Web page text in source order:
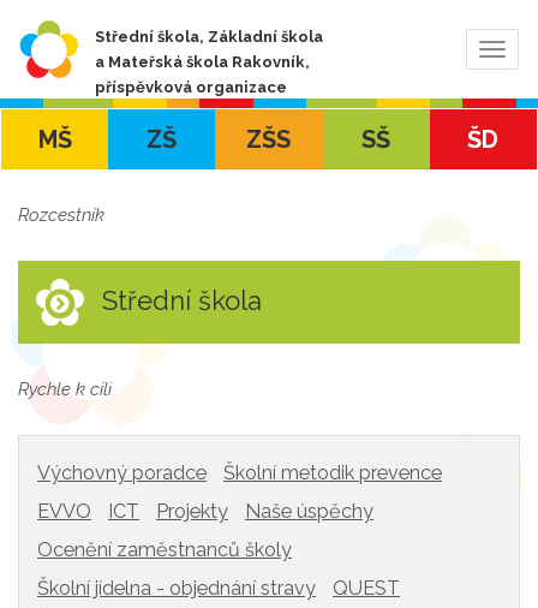
Střední škola, Základní škola
a Mateřská škola Rakovník,
příspěvková organizace
MŠ ZŠ ZŠS SŠ ŠD
Rozcestník
Střední škola
Rychle k cíli
Výchovný poradce
Školní metodik prevence
EVVO
ICT Projekty
Naše úspěchy
Ocenění zaměstnanců školy
Školní jídelna - objednání stravy
QUEST